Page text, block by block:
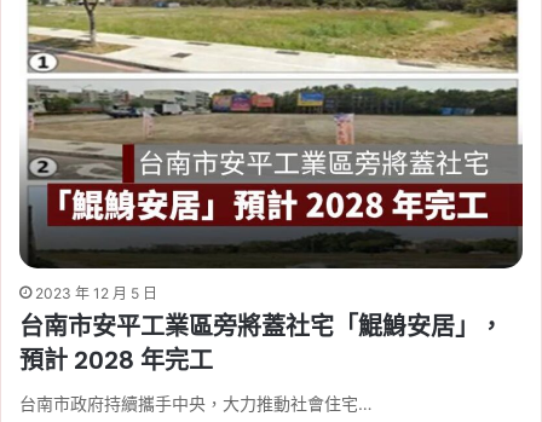
2023 年 12 月 5 日
台南市安平工業區旁將蓋社宅「鯤鯓安居」，
預計 2028 年完工
台南市政府持續攜手中央，大力推動社會住宅…